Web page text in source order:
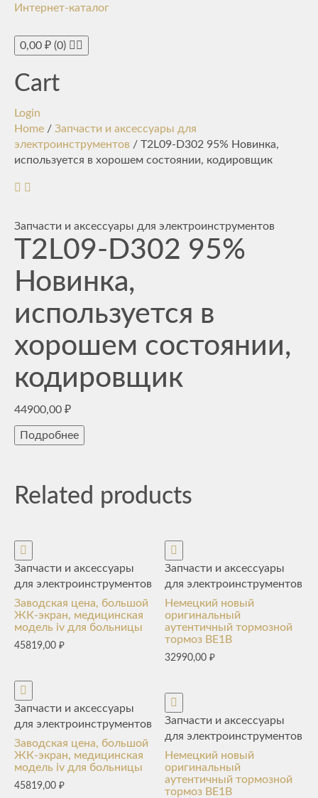
Интернет-каталог
0,00 ₽ (0)
Cart
Login
Home / Запчасти и аксессуары для
электроинструментов / T2L09-D302 95% Новинка,
используется в хорошем состоянии, кодировщик
Запчасти и аксессуары для электроинструментов
T2L09-D302 95%
Новинка,
используется в
хорошем состоянии,
кодировщик
44900,00 ₽
Подробнее
Related products
Запчасти и аксессуары
для электроинструментов
Заводская цена, большой
ЖК-экран, медицинская
модель iv для больницы
45819,00 ₽
Запчасти и аксессуары
для электроинструментов
Заводская цена, большой
ЖК-экран, медицинская
модель iv для больницы
45819,00 ₽
Запчасти и аксессуары
для электроинструментов
Немецкий новый
оригинальный
аутентичный тормозной
тормоз BE1B
32990,00₽
Запчасти и аксессуары
для электроинструментов
Немецкий новый
оригинальный
аутентичный тормозной
тормоз BE1B